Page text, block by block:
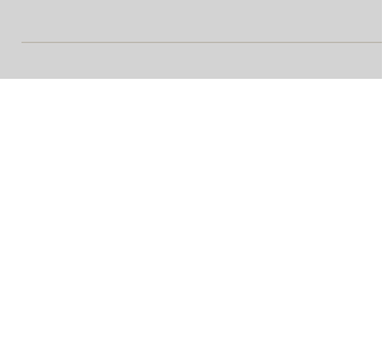
organisée en commun par Coop de...